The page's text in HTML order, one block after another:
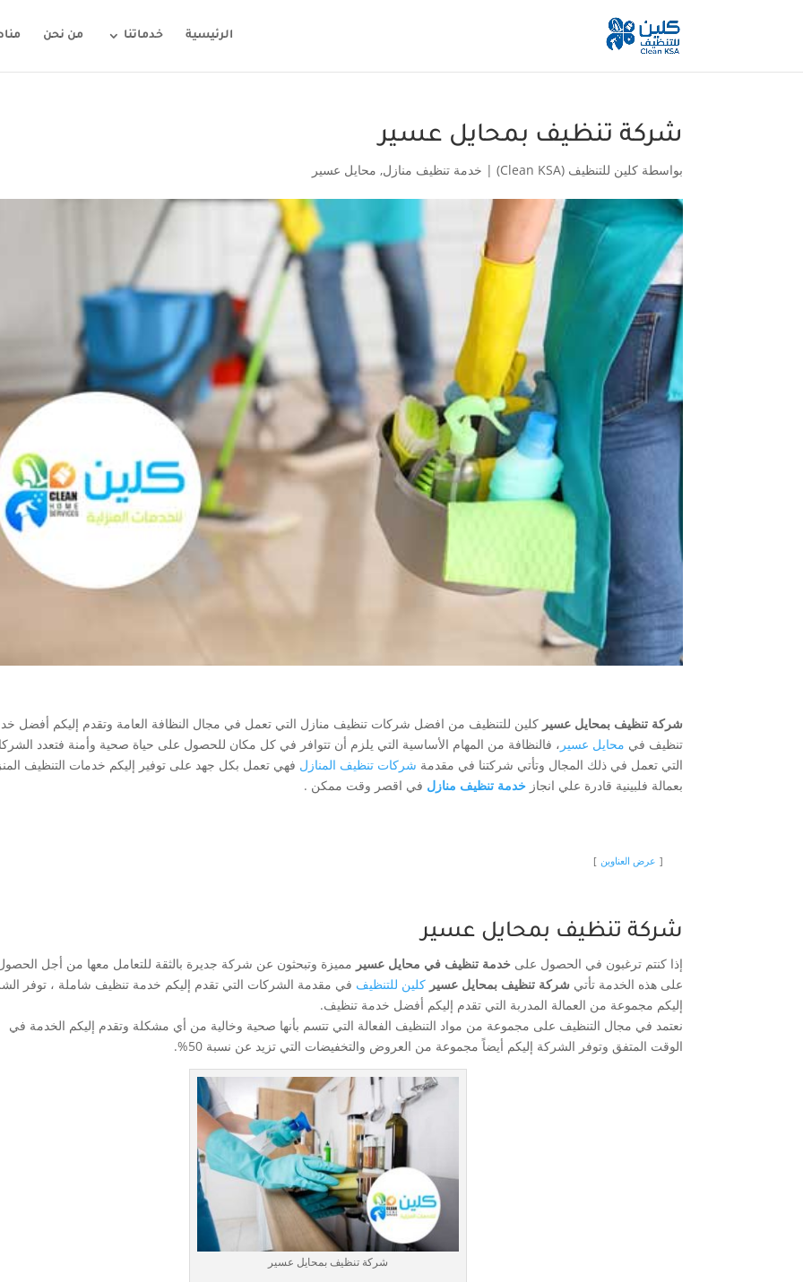
الرئيسية خدماتنا من نحن
شركة تنظيف بمحايل عسير
بواسطةكلين للتنظيف (Clean KSA) | خدمة تنظيف منازل, محايل عسير
شركة تنظيف بمحايل عسير كلين للتنظيف من افضل شركات تنظيف منازل التي تعمل في مجال النظافة العامة وتقدم إليكم أفضل
تنظيف في محايل عسير ، فالنظافة من المهام الأساسية التي يلزم أن تتوافر في كل مكان للحصول على حياة صحية وأمنة فتعدد
التي تعمل في ذلك المجال وتأتي شركتنا في مقدمة شركات تنظيف المنازل فهي تعمل بكل جهد على توفير إليكم خدمات التنظيف
بعمالة فلبينية قادرة علي انجازخدمة تنظيف منازل في اقصر وقت ممكن .
عرض العناوين
شركة تنظيف بمحايل عسير
إذا كنتم ترغبون في الحصول علىخدمة تنظيف في محايل عسير مميزة وتبحثون عن شركة جديرة بالثقة للتعامل معها من أجل
على هذه الخدمة تأتي شركة تنظيف بمحايل عسير كلين للتنظيف في مقدمة الشركات التي تقدم إليكم خدمة تنظيف شاملة ، توفر
إليكم مجموعة من العمالة المدربة التي تقدم إليكم أفضل خدمة تنظيف.
نعتمد في مجال التنظيف على مجموعة من مواد التنظيف الفعالة التي تتسم بأنها صحية وخالية من أي مشكلة وتقدم إليكم الخدمة في
الوقت المتفق وتوفر الشركة إليكم أيضاً مجموعة من العروض والتخفيضات التي تزيد عن نسبة 50%.
شركة تنظيف بمحايل عسير